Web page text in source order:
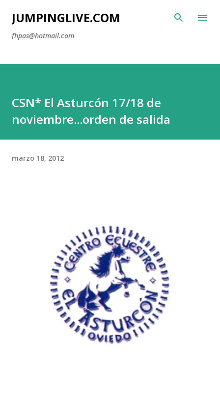
Ir al contenido principal
JUMPINGLIVE.COM
fhpas@hotmail.com
CSN* El Asturcón 17/18 de
noviembre...orden de salida
marzo 18, 2012